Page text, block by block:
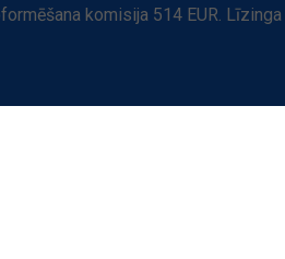
komisija 514 EUR.